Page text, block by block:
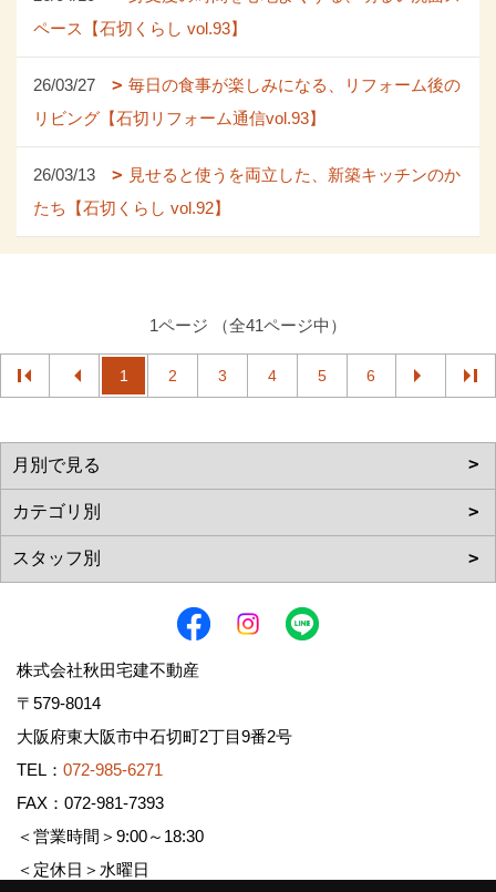
ペース【石切くらし vol.93】
26/03/27
毎日の食事が楽しみになる、リフォーム後の
リビング【石切リフォーム通信vol.93】
26/03/13
見せると使うを両立した、新築キッチンのか
たち【石切くらし vol.92】
1ページ （全41ページ中）
1 2 3 4 5 6
株式会社秋田宅建不動産
〒579-8014
大阪府東大阪市中石切町2丁目9番2号
TEL： 072-985-6271
FAX：072-981-7393
＜営業時間＞9:00～18:30
＜定休日＞水曜日